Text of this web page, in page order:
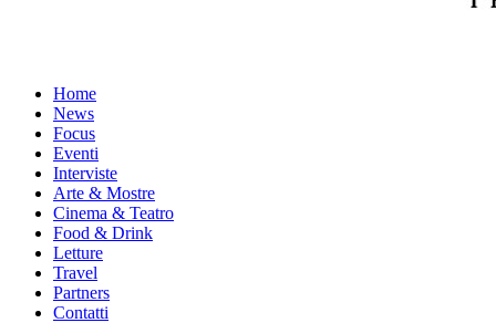
Home
News
Focus
Eventi
Interviste
Arte & Mostre
Cinema & Teatro
Food & Drink
Letture
Travel
Partners
Contatti